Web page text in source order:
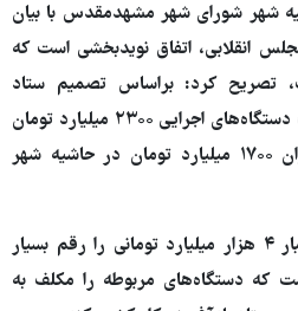
شهر شورای شهر مشهدمقدس با بیان
انقلابی، اتفاق نویدبخشی است که
تصریح کرد: براساس تصمیم ستاد
بازآفرینی کل کشور، مقرر شده دستگاه‌های اجرایی ۲۳۰۰ میلیارد تومان
و شرکت بازآفرینی شهری ایران ۱۷۰۰ میلیارد تومان در حاشیه شهر
طهوریان عسکری تخصیص اعتبار ۴ هزار میلیارد تومانی را رقم بسیار
که دستگاه‌های مربوطه را مکلف به